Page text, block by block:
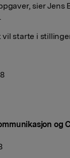
sier
starte i
og